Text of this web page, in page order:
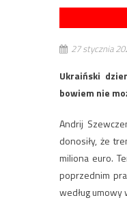
27 stycznia
Ukraiński
bowiem nie
Andrij
donosiły, że
miliona euro.
poprzednim
według umowy